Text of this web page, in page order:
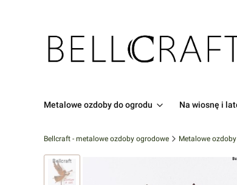
Metalowe ozdoby do ogrodu Na wiosnę i
Bellcraft - metalowe ozdoby ogrodowe Metalowe